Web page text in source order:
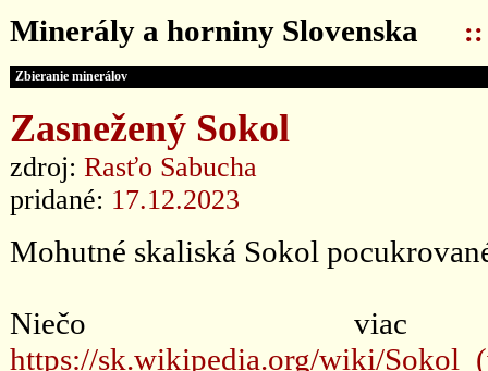
Minerály a horniny Slovenska ::
Zbieranie minerálov
Zasnežený Sokol
zdroj: Rasťo Sabucha
pridané: 17.12.2023
Mohutné skaliská Sokol
Niečo
https://sk.wikipedia.org/wiki/